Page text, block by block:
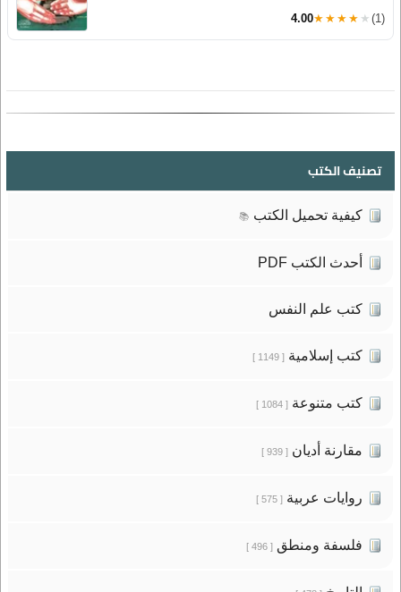
4.00★★★★★ (1)
تصنيف الكتب
كيفية تحميل الكتب 📚
أحدث الكتب PDF
كتب علم النفس
كتب إسلامية[ 1149 ]
كتب متنوعة[ 1084 ]
مقارنة أديان[ 939 ]
روايات عربية[ 575 ]
فلسفة ومنطق[ 496 ]